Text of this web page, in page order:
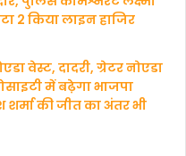
2 किया लाइन हाजिर
वेस्ट, दादरी, ग्रेटर नोएडा
में बढ़ेगा भाजपा
शर्मा की जीत का अंतर भी